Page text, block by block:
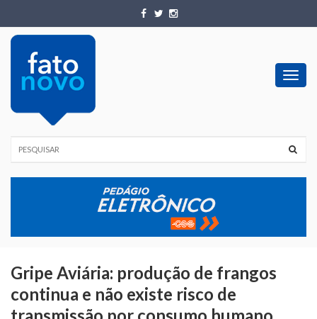
Gripe Aviária: produção de frangos
continua e não existe risco de